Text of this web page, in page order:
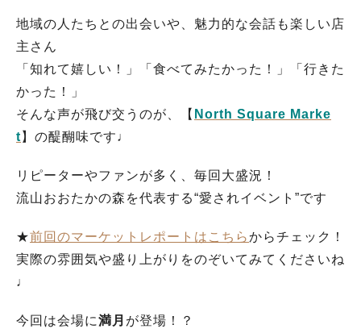
地域の人たちとの出会いや、魅力的な会話も楽しい店
主さん
「知れて嬉しい！」「食べてみたかった！」「行きた
かった！」
そんな声が飛び交うのが、【 North Square Marke
t 】の醍醐味です♩
リピーターやファンが多く、毎回大盛況！
流山おおたかの森を代表する“愛されイベント”です
★前回のマーケットレポートはこちらからチェック！
実際の雰囲気や盛り上がりをのぞいてみてくださいね
♩
今回は会場に満月 が登場！？